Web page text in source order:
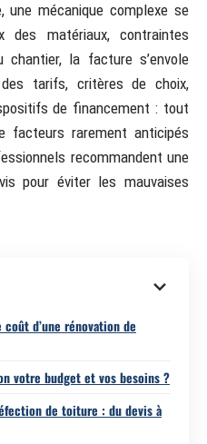
une mécanique complexe se
matériaux, contraintes
la facture s’envole
tarifs, critères de choix,
de financement : tout
facteurs rarement anticipés
recommandent une
pour éviter les mauvaises
d’une rénovation de
votre budget et vos besoins ?
de toiture : du devis à